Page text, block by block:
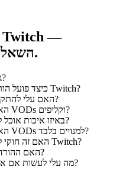
ההורדה של Twitch —
השאלות שלך נענו.
מה זה TW גולם?
כיצד פועל הורדת הווידאו של Twitch?
האם עלי להתקין תוכנה כלשהי?
האם אוכל להוריד VODs וקליפים?
באיזו איכות אוכל להוריד סרטונים?
האם אוכל להוריד VODs למנויים בלבד?
האם זה חוקי להוריד סרטונים Twitch?
האם ההורדות שלי עוקבות?
מה עלי לעשות אם אני נתקל בבעיות?